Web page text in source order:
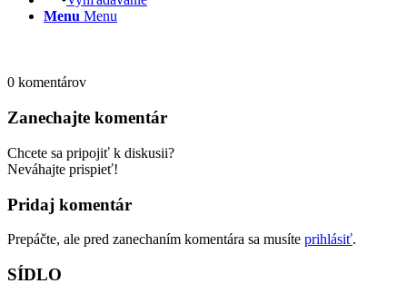
Menu Menu
0 komentárov
Zanechajte komentár
Chcete sa pripojiť k diskusii?
Neváhajte prispieť!
Pridaj komentár
Prepáčte, ale pred zanechaním komentára sa musíte prihlásiť.
SÍDLO